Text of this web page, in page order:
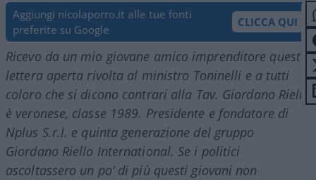
Aggiungi nicolaporro.it alle tue fonti
preferite su Google
CLICCA QUI
Ricevo da un mio giovane amico imprenditore questa
lettera aperta rivolta al ministro Toninelli e a tutti
coloro che si dicono contrari alla Tav. Giordano Riello
è veronese, classe 1989. Presidente e fondatore di
Nplus S.r.l. e quinta generazione del gruppo
Giordano Riello International. Se i politici
ascoltassero un po’ di più questi giovani non